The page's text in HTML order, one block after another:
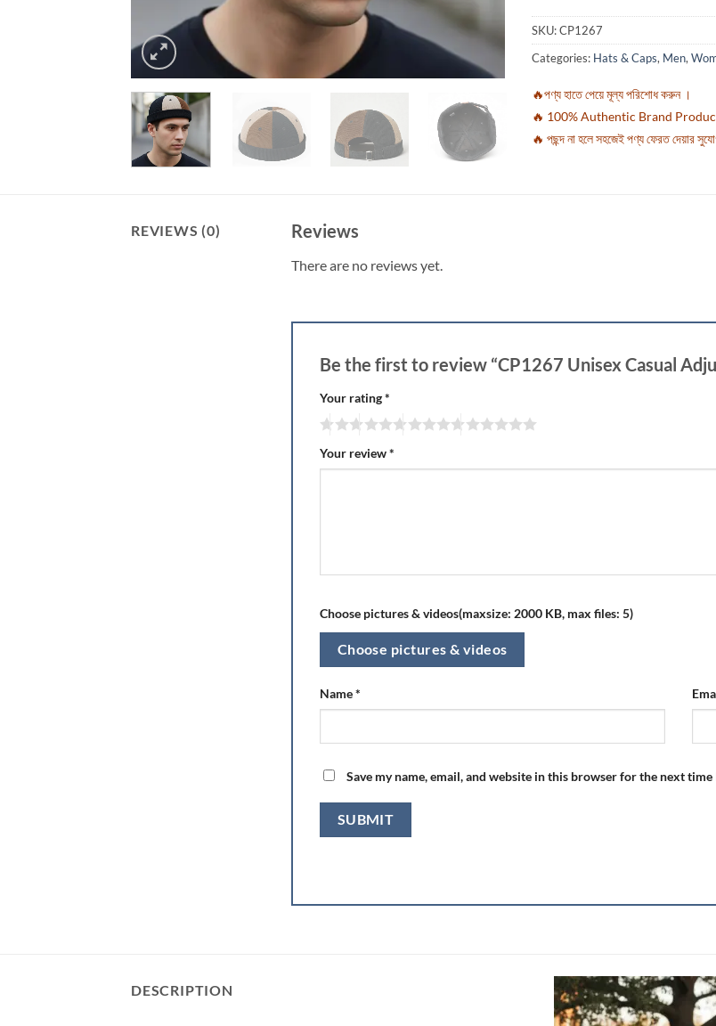
SKU:CP1267
Categories: Hats & Caps, Men,
🔥পণ্য হাতে পেয়ে মূল্য পরিশোধ করুন ।
🔥 100% Authentic Brand
🔥 পছন্দ না হলে সহজেই পণ্য ফেরত দেয়ার
REVIEWS (0) Reviews
There are no reviews yet.
Be the first to review “CP1267 Unisex Casual
Your rating*
Your review*
Choose pictures & videos(maxsize: 2000 KB, max files: 5)
Choose pictures & videos
Name*
Save my name, email, and website in this browser for the next time
DESCRIPTION